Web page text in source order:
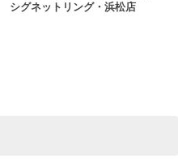
シグネットリング・浜松店